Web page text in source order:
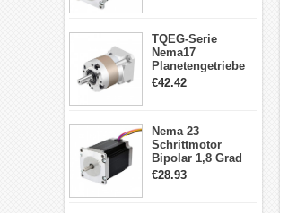
TQEG-Serie
Nema17
Planetengetriebe
5:1 Spiel 15Arc-
€42.42
Nema 23
Schrittmotor
Bipolar 1,8 Grad
2,83Nm 4 A 2,26V
€28.93